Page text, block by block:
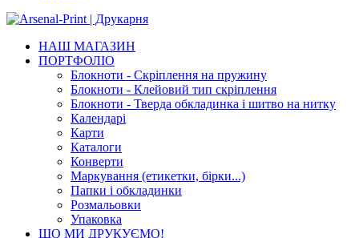
НАШ МАГАЗИН
ПОРТФОЛІО
Блокноти - Скріплення на пружину
Блокноти - Клейовий тип скріплення
Блокноти - Тверда обкладинка і шитво на нитку
Календарі
Карти
Каталоги
Конверти
Маркування (етикетки, бірки...)
Папки і обкладинки
Розмальовки
Упаковка
ЩО МИ ДРУКУЄМО!